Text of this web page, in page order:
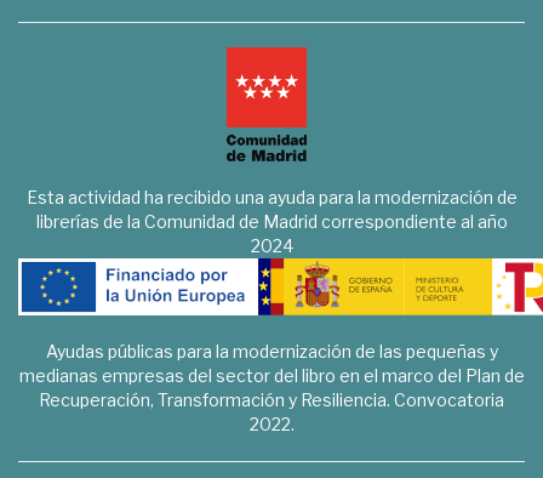
Esta actividad ha recibido una ayuda para la modernización de
librerías de la Comunidad de Madrid correspondiente al año
2024
Ayudas públicas para la modernización de las pequeñas y
medianas empresas del sector del libro en el marco del Plan de
Recuperación, Transformación y Resiliencia. Convocatoria
2022.